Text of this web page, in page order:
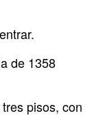
de 1358
pisos, con